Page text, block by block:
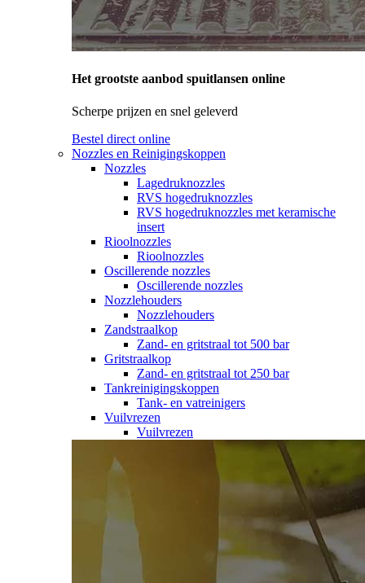
Het grootste aanbod spuitlansen online
Scherpe prijzen en snel geleverd
Bestel direct online
Nozzles en Reinigingskoppen
Nozzles
Lagedruknozzles
RVS hogedruknozzles
RVS hogedruknozzles met keramische
insert
Rioolnozzles
Rioolnozzles
Oscillerende nozzles
Oscillerende nozzles
Nozzlehouders
Nozzlehouders
Zandstraalkop
Zand- en gritstraal tot 500 bar
Gritstraalkop
Zand- en gritstraal tot 250 bar
Tankreinigingskoppen
Tank- en vatreinigers
Vuilvrezen
Vuilvrezen